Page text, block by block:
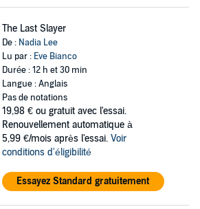
The Last Slayer
De : Nadia Lee
Lu par : Eve Bianco
Durée : 12 h et 30 min
Langue : Anglais
Pas de notations
19,98 € ou gratuit avec l'essai.
Renouvellement automatique à
5,99 €/mois après l'essai. Voir
conditions d'éligibilité
Essayez Standard gratuitement